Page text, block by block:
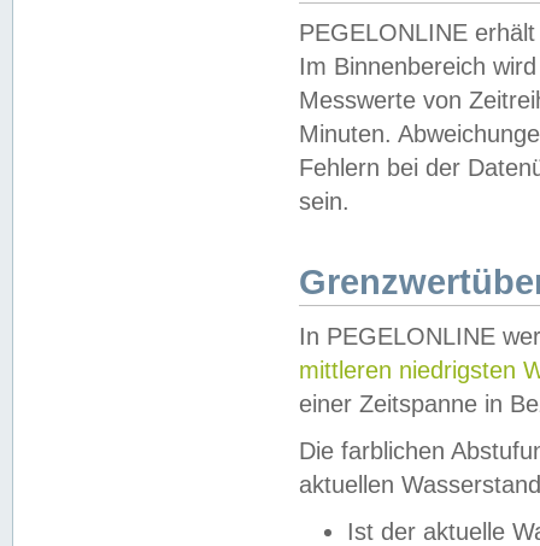
PEGELONLINE
Im Binnenbereich
Messwerte von
Minuten.
Fehlern bei der
sein.
In PEGELONLINE
mittleren niedrigsten
einer Zeitspanne in
Die farblichen
aktuellen
Ist der aktuelle